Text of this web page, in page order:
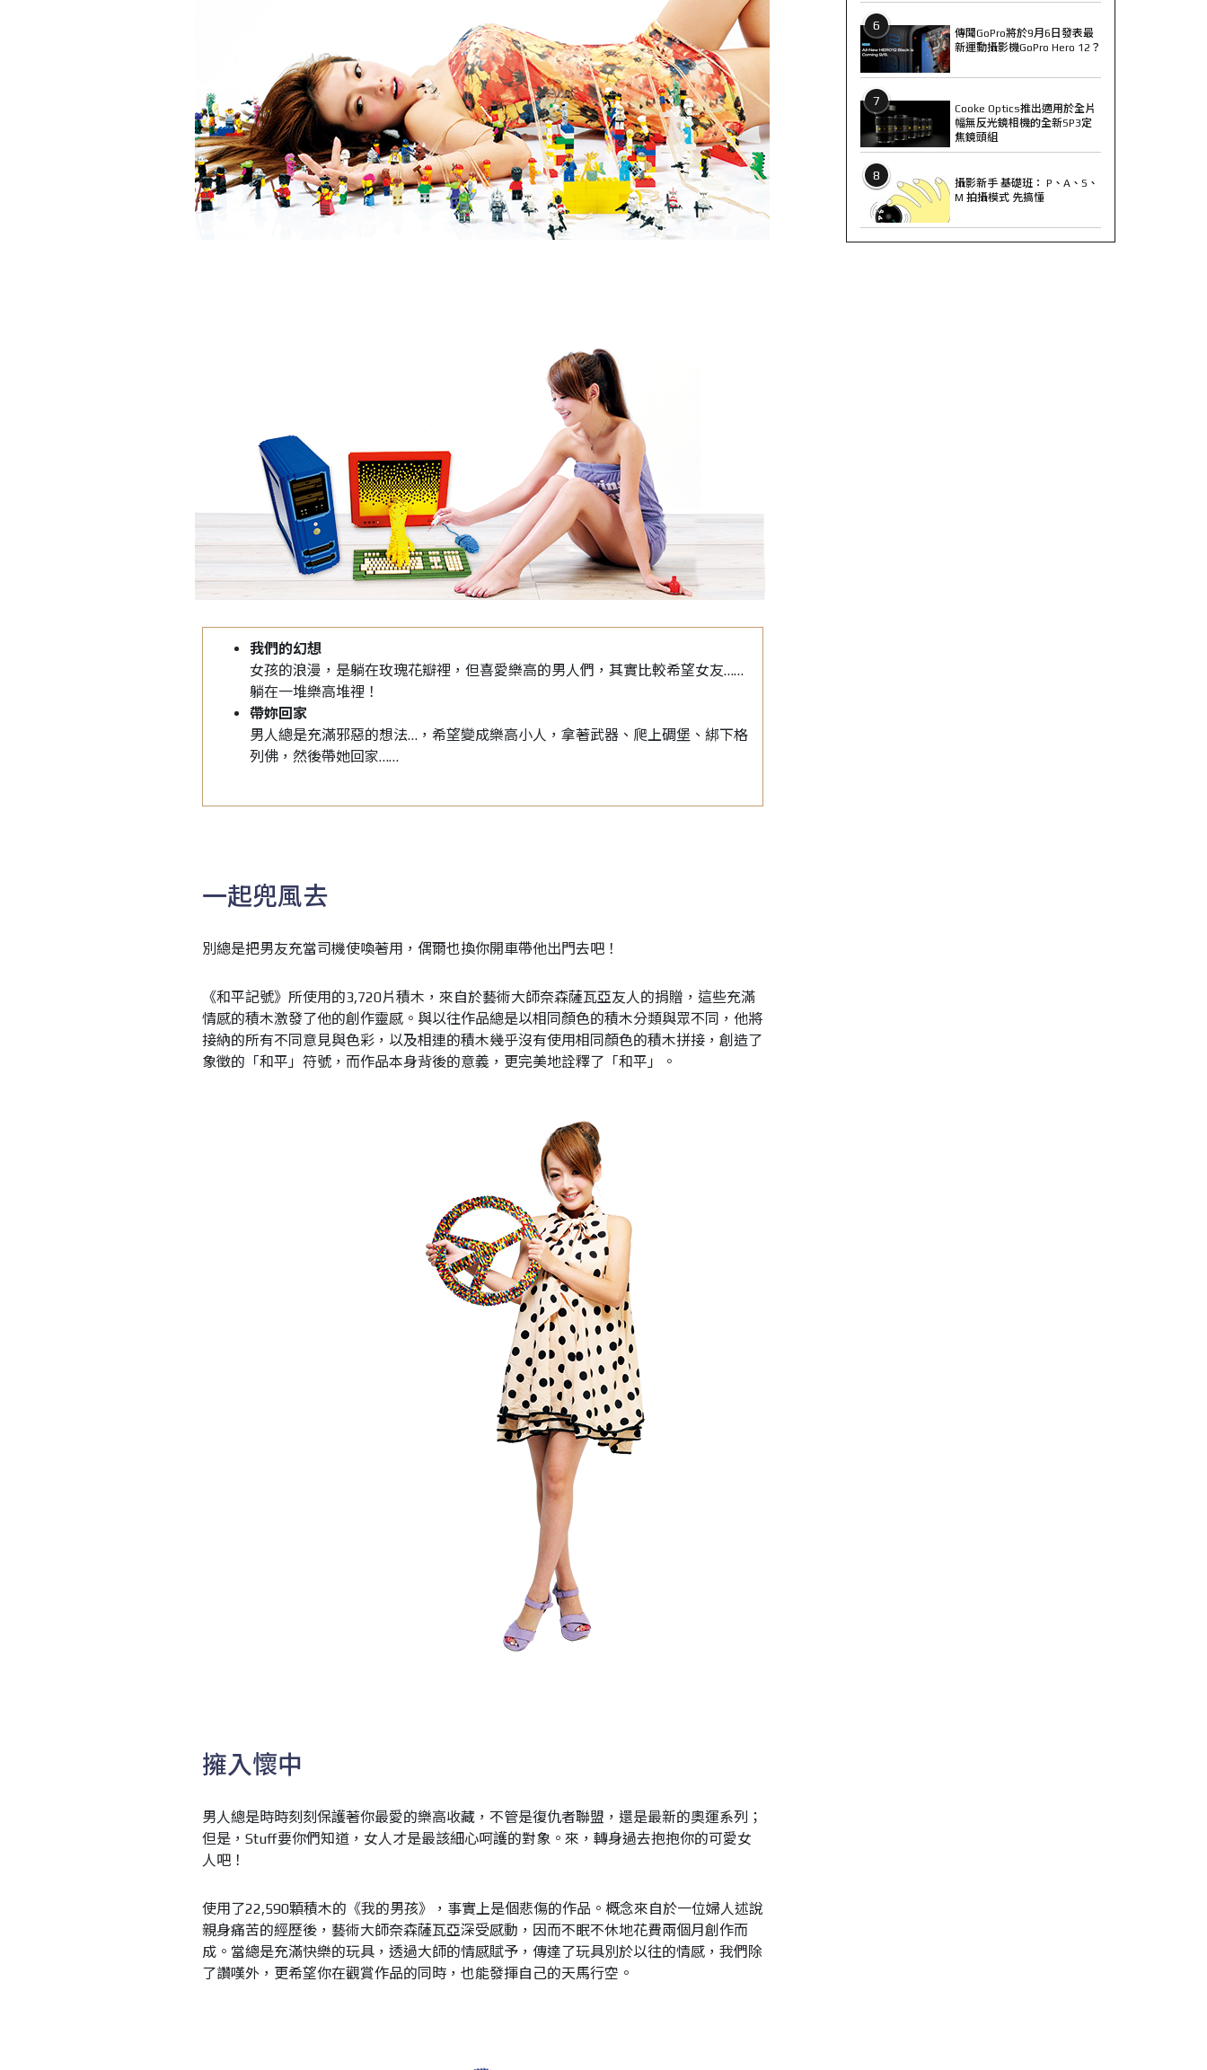
我們的幻想
女孩的浪漫，是躺在玫瑰花瓣裡，但喜愛樂高的男人們，其實比較希望女友……
躺在一堆樂高堆裡！
帶妳回家
男人總是充滿邪惡的想法…，希望變成樂高小人，拿著武器、爬上碉堡、綁下格
列佛，然後帶她回家……
一起兜風去
別總是把男友充當司機使喚著用，偶爾也換你開車帶他出門去吧！
《和平記號》所使用的3,720片積木，來自於藝術大師奈森薩瓦亞友人的捐贈，這些充滿
情感的積木激發了他的創作靈感。與以往作品總是以相同顏色的積木分類與眾不同，他將
接納的所有不同意見與色彩，以及相連的積木幾乎沒有使用相同顏色的積木拼接，創造了
象徵的「和平」符號，而作品本身背後的意義，更完美地詮釋了「和平」。
擁入懷中
男人總是時時刻刻保護著你最愛的樂高收藏，不管是復仇者聯盟，還是最新的奧運系列；
但是，Stuff要你們知道，女人才是最該細心呵護的對象。來，轉身過去抱抱你的可愛女
人吧！
使用了22,590顆積木的《我的男孩》，事實上是個悲傷的作品。概念來自於一位婦人述說
親身痛苦的經歷後，藝術大師奈森薩瓦亞深受感動，因而不眠不休地花費兩個月創作而
成。當總是充滿快樂的玩具，透過大師的情感賦予，傳達了玩具別於以往的情感，我們除
了讚嘆外，更希望你在觀賞作品的同時，也能發揮自己的天馬行空。
6
傳聞GoPro將於9月6日發表最
新運動攝影機GoPro Hero 12？
7
Cooke Optics推出適用於全片
幅無反光鏡相機的全新SP3定
焦鏡頭組
8
攝影新手 基礎班： P、A、S、
M 拍攝模式 先搞懂